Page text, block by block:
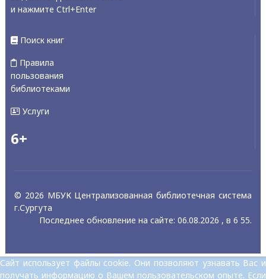
и нажмите Ctrl+Enter
Поиск книг
Правила
пользования
библиотеками
Услуги
6+
© 2026 МБУК Централизованная библиотечная система
г.Сургута
Последнее обновление на сайте: 06.08.2026 , в 6 55.
Сайт использует файлы cookie. Они позволяют узнавать Вас и
получать информацию о Вашем пользовательском опыте. Если